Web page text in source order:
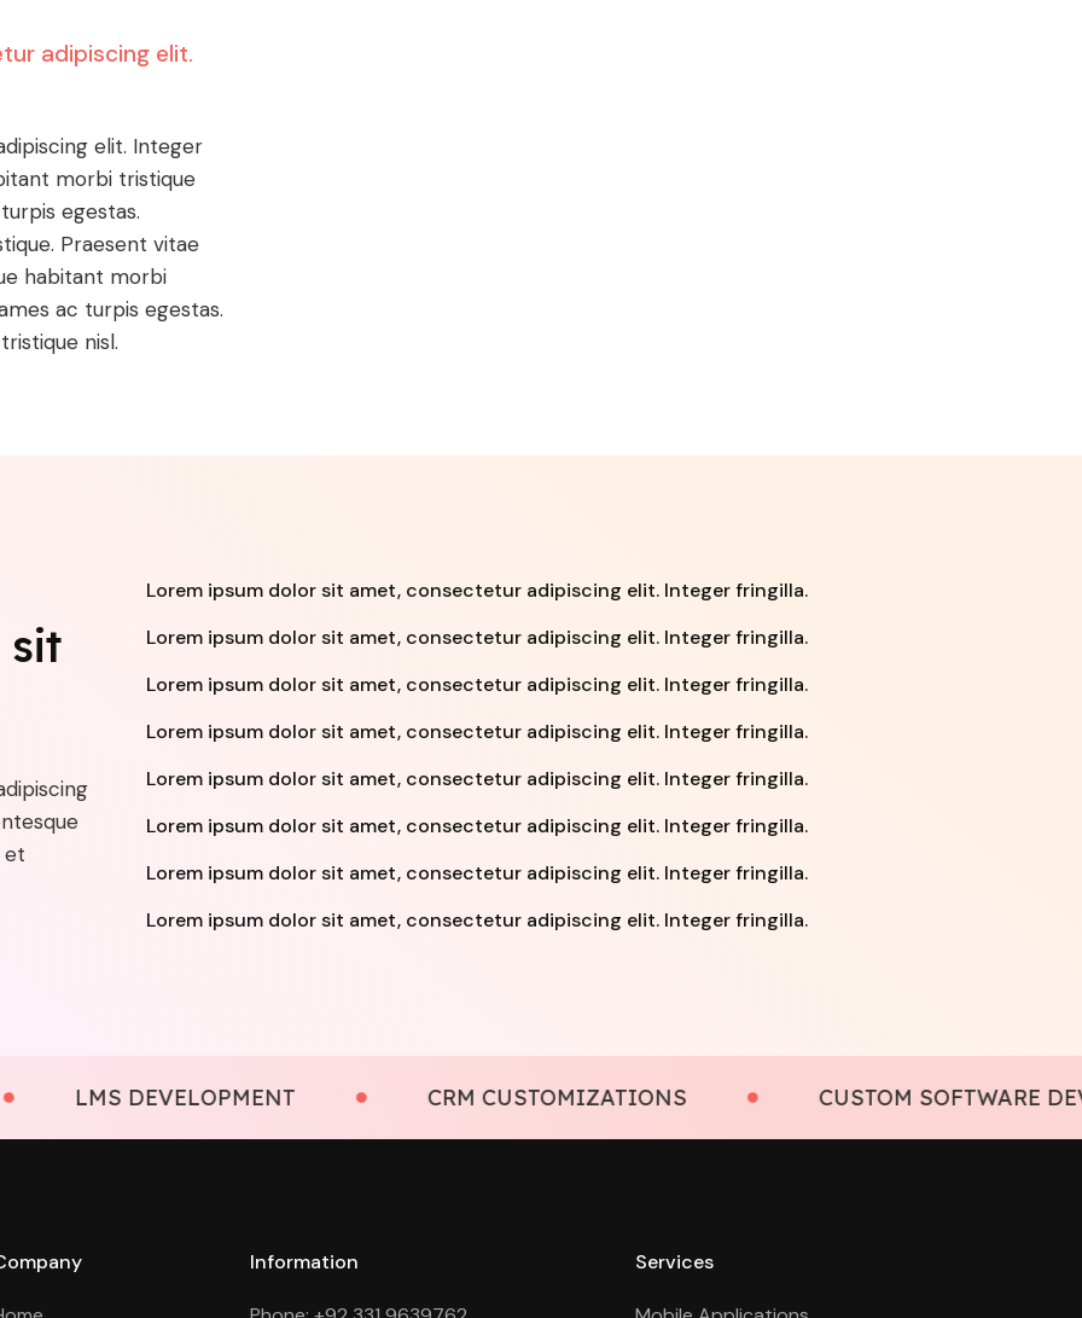
adipiscing elit.
elit. Integer
morbi tristique
egestas.
Praesent vitae
habitant morbi
ac turpis egestas.
nisl.
sit
et
Lorem ipsum dolor sit amet, consectetur adipiscing elit. Integer fringilla.
Lorem ipsum dolor sit amet, consectetur adipiscing elit. Integer fringilla.
Lorem ipsum dolor sit amet, consectetur adipiscing elit. Integer fringilla.
Lorem ipsum dolor sit amet, consectetur adipiscing elit. Integer fringilla.
Lorem ipsum dolor sit amet, consectetur adipiscing elit. Integer fringilla.
Lorem ipsum dolor sit amet, consectetur adipiscing elit. Integer fringilla.
Lorem ipsum dolor sit amet, consectetur adipiscing elit. Integer fringilla.
Lorem ipsum dolor sit amet, consectetur adipiscing elit. Integer fringilla.
LMS DEVELOPMENT CRM CUSTOMIZATIONS CUSTOM SOFTWARE
Information Services